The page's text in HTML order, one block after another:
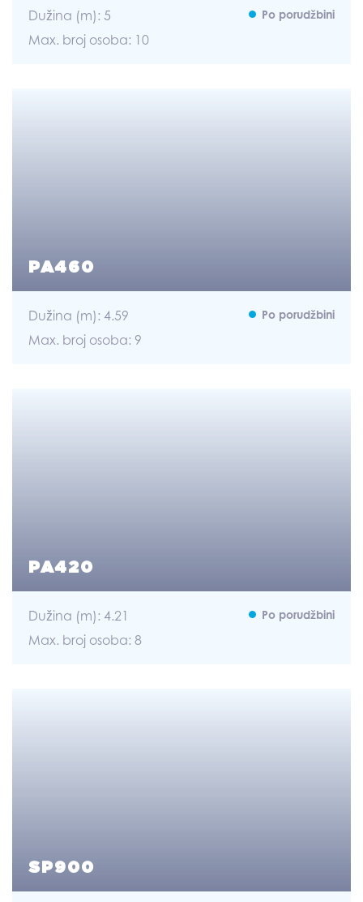
Dužina (m): 5
Max. broj osoba: 10
Po porudžbini
PA460
Dužina (m): 4.59
Max. broj osoba: 9
Po porudžbini
PA420
Dužina (m): 4.21
Max. broj osoba: 8
Po porudžbini
SP900